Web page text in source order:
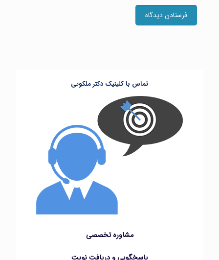
تماس با کلینیک دکتر ملکوتی
مشاوره تخصصی